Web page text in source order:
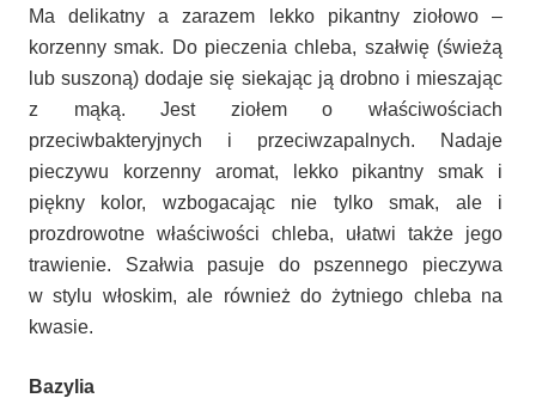
Ma delikatny a zarazem lekko pikantny ziołowo –
korzenny smak. Do pieczenia chleba, szałwię (świeżą
lub suszoną) dodaje się siekając ją drobno i mieszając
z mąką. Jest ziołem o właściwościach
przeciwbakteryjnych i przeciwzapalnych. Nadaje
pieczywu korzenny aromat, lekko pikantny smak i
piękny kolor, wzbogacając nie tylko smak, ale i
prozdrowotne właściwości chleba, ułatwi także jego
trawienie. Szałwia pasuje do pszennego pieczywa
w stylu włoskim, ale również do żytniego chleba na
kwasie.
Bazylia